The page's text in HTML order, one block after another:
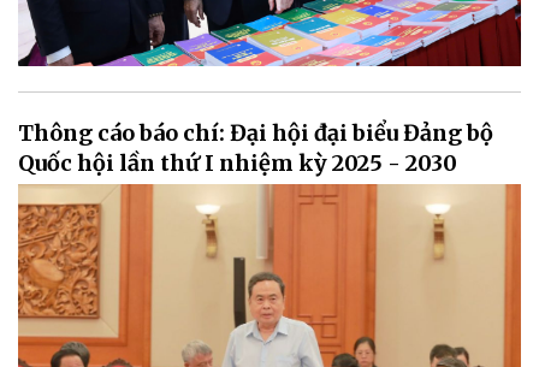
Thông cáo báo chí: Đại hội đại biểu Đảng bộ
Quốc hội lần thứ I nhiệm kỳ 2025 - 2030